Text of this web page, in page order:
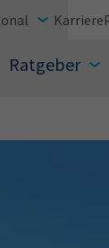
Ratgeber
Karriere